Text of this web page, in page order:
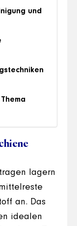
und
lagern
an. Das
idealen